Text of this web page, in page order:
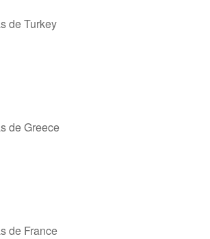
de Turkey
de Greece
de France